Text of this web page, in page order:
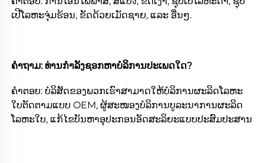
ເປີໂລຫະຈຸ່ມຮ້ອນ, ຂັດດ້ວຍເມັດຊາຍ, ແລະ ອື່ນໆ.
ຄຳຖາມ: ທ່ານກຳລັງຊອກຫາບໍລິການປະເພດໃດ?
ຄຳຕອບ: ບໍລິສັດຂອງພວກເຮົາສາມາດໃຫ້ບໍລິການຜະລິດໂລຫະ
ໃບຕັດຕາມແບບ OEM, ຜູ້ສະໜອງບໍລິການບູລະນາການຜະລິດ